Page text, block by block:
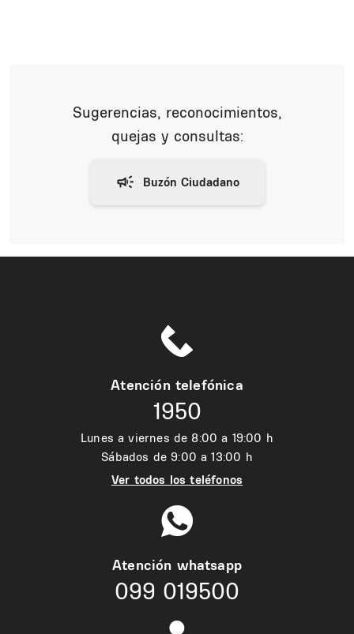
Sugerencias, reconocimientos,
quejas y consultas:
Atención telefónica
1950
Lunes a viernes de 8:00 a 19:00 h
Sábados de 9:00 a 13:00 h
Ver todos los teléfonos
Atención whatsapp
099 019500